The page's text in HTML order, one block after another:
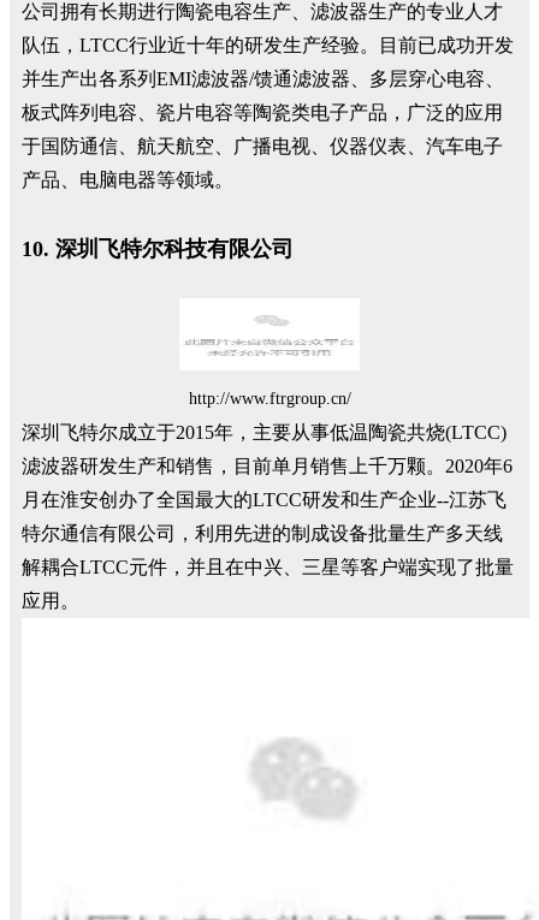
公司拥有长期进行陶瓷电容生产、滤波器生产的专业人才
队伍，LTCC行业近十年的研发生产经验。目前已成功开发
并生产出各系列EMI滤波器/馈通滤波器、多层穿心电容、
板式阵列电容、瓷片电容等陶瓷类电子产品，广泛的应用
于国防通信、航天航空、广播电视、仪器仪表、汽车电子
产品、电脑电器等领域。
10. 深圳飞特尔科技有限公司
http://www.ftrgroup.cn/
深圳飞特尔成立于2015年，主要从事低温陶瓷共烧(LTCC)
滤波器研发生产和销售，目前单月销售上千万颗。2020年6
月在淮安创办了全国最大的LTCC研发和生产企业--江苏飞
特尔通信有限公司，利用先进的制成设备批量生产多天线
解耦合LTCC元件，并且在中兴、三星等客户端实现了批量
应用。